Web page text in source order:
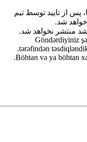
از تایید توسط تیم
شد.
منتشر نخواهد شد.
Göndərdiyiniz
tərəfindən
Böhtan və ya böhtan